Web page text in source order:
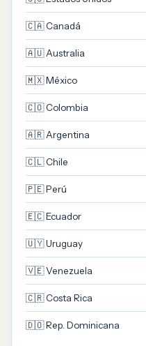
🇨🇦 Canadá
🇦🇺 Australia
🇲🇽 México
🇨🇴 Colombia
🇦🇷 Argentina
🇨🇱 Chile
🇵🇪 Perú
🇪🇨 Ecuador
🇺🇾 Uruguay
🇻🇪 Venezuela
🇨🇷 Costa Rica
🇩🇴 Rep. Dominicana